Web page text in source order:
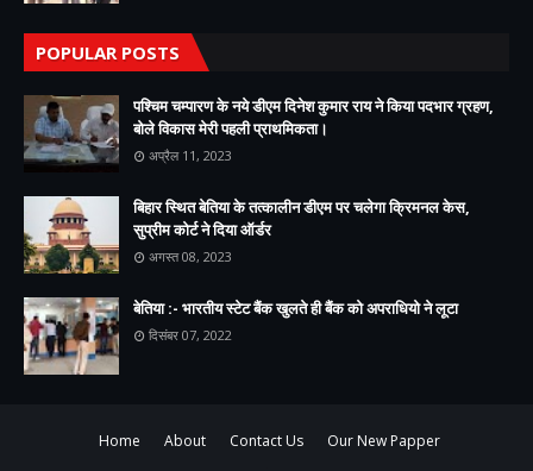
POPULAR POSTS
पश्चिम चम्पारण के नये डीएम दिनेश कुमार राय ने किया पदभार ग्रहण,
बोले विकास मेरी पहली प्राथमिकता।
अप्रैल 11, 2023
बिहार स्थित बेतिया के तत्कालीन डीएम पर चलेगा क्रिमनल केस,
सुप्रीम कोर्ट ने दिया ऑर्डर
अगस्त 08, 2023
बेतिया :- भारतीय स्टेट बैंक खुलते ही बैंक को अपराधियो ने लूटा
दिसंबर 07, 2022
Home About Contact Us Our New Papper